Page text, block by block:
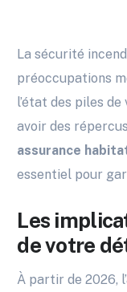
La sécurité
préoccupations
l’état des piles
avoir des
assurance
essentiel pour
Les
de votre
À partir de 2026,